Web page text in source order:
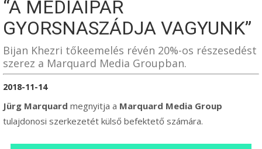
ALAPON
“A MÉDIAIPAR
GYORSNASZÁDJA VAGYUNK”
Bijan Khezri tőkeemelés révén 20%-os részesedést
szerez a Marquard Media Groupban.
2018-11-14
Jürg Marquard megnyitja a Marquard Media Group
tulajdonosi szerkezetét külső befektető számára.